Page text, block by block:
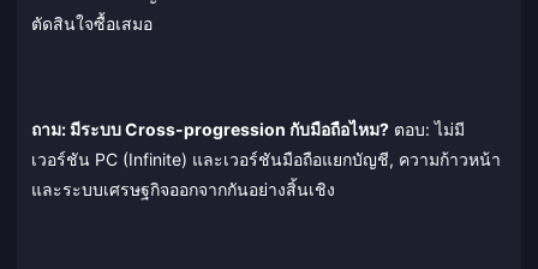
ตัดสินใจซื้อเสมอ
ถาม: มีระบบ Cross-progression กับมือถือไหม? ตอบ: ไม่มี
เวอร์ชัน PC (Infinite) และเวอร์ชันมือถือแยกบัญชี, ความก้าวหน้า
และระบบเศรษฐกิจออกจากกันอย่างสิ้นเชิง